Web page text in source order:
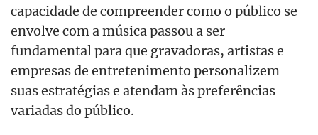
capacidade de compreender como o público se
envolve com a música passou a ser
fundamental para que gravadoras, artistas e
empresas de entretenimento personalizem
suas estratégias e atendam às preferências
variadas do público.​​​